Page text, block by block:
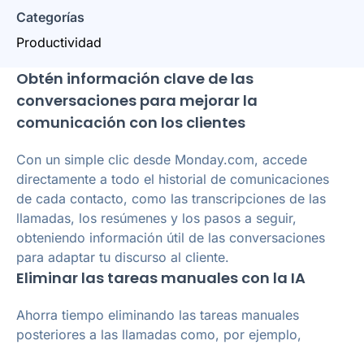
Categorías
Productividad
Obtén información clave de las
conversaciones para mejorar la
comunicación con los clientes
Con un simple clic desde Monday.com, accede
directamente a todo el historial de comunicaciones
de cada contacto, como las transcripciones de las
llamadas, los resúmenes y los pasos a seguir,
obteniendo información útil de las conversaciones
para adaptar tu discurso al cliente.
Eliminar las tareas manuales con la IA
Ahorra tiempo eliminando las tareas manuales
posteriores a las llamadas como, por ejemplo,